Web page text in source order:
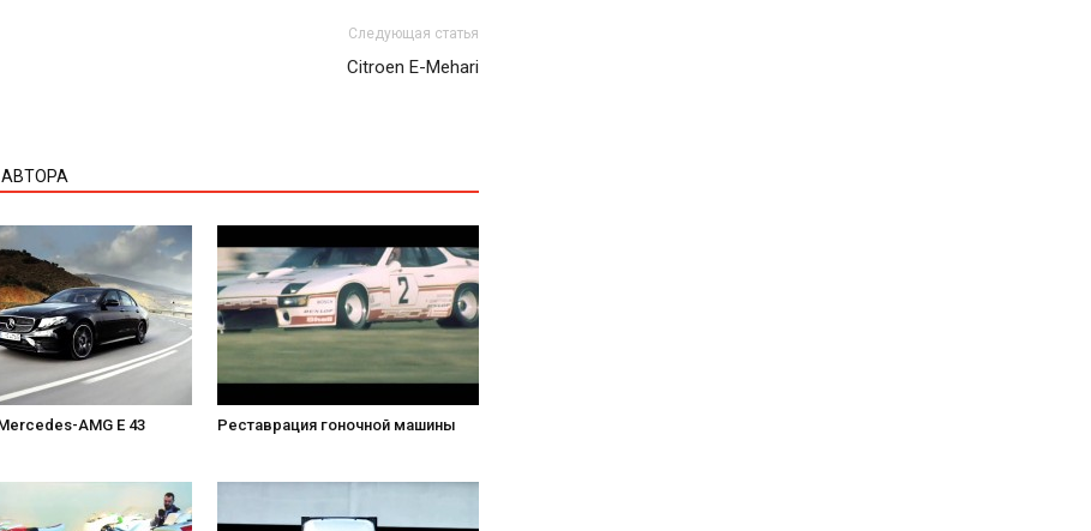
Следующая статья
Citroen Е-Mehari
AMG E 43
Реставрация гоночной машины